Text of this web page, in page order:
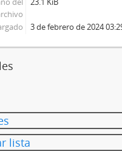
3 de febrero de 2024
lista